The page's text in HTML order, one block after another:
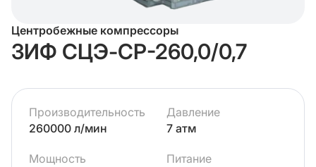
Центробежные компрессоры
ЗИФ СЦЭ-СР-260,0/0,7
Производительность
260000 л/мин
Давление
7 атм
Мощность
Питание